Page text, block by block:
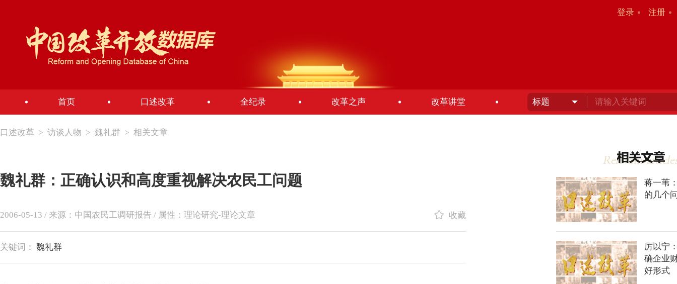
登录 注册
首页 口述改革 全纪录 改革之声 改革讲堂
口述改革 > 访谈人物 > 魏礼群 > 相关文章
魏礼群：正确认识和高度重视解决农民工问题
2006-05-13 / 来源：中国农民工调研报告 / 属性：理论研究-理论文章 收藏
关键词： 魏礼群
蒋一苇
的几个
厉以宁
确企业
好形式